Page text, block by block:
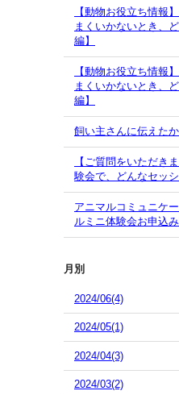
【動物お役立ち情報
まくいかないとき、
編】
【動物お役立ち情報
まくいかないとき、
編】
飼い主さんに伝えた
【ご質問をいただき
験会で、どんなセッ
アニマルコミュニケ
ルミニ体験会お申込
月別
2024/06(4)
2024/05(1)
2024/04(3)
2024/03(2)